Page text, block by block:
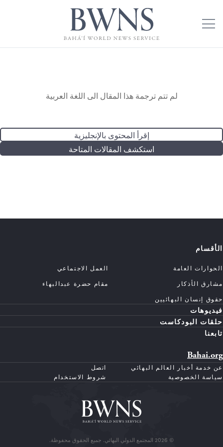
لم تتم ترجمة هذا المقال الى اللغة العربية
إقرأ المحتوى بالإنجليزية
استكشف المقالات المتاحة
الأقسام
الحوارات العامة
العمل الاجتماعي
مشارق الأذكار
مقام حضرة عبدالبهاء
حقوق إنسان البهائيين
فيديوهات
حلقات البودكاست
تابعنا
Bahai.org
عن خدمة أخبار العالم البهائي
اتصل
سياسة الخصوصية
شروط الاستخدام
© 2026 المجتمع الدولي البهائي. جميع الحقوق محفوظة.